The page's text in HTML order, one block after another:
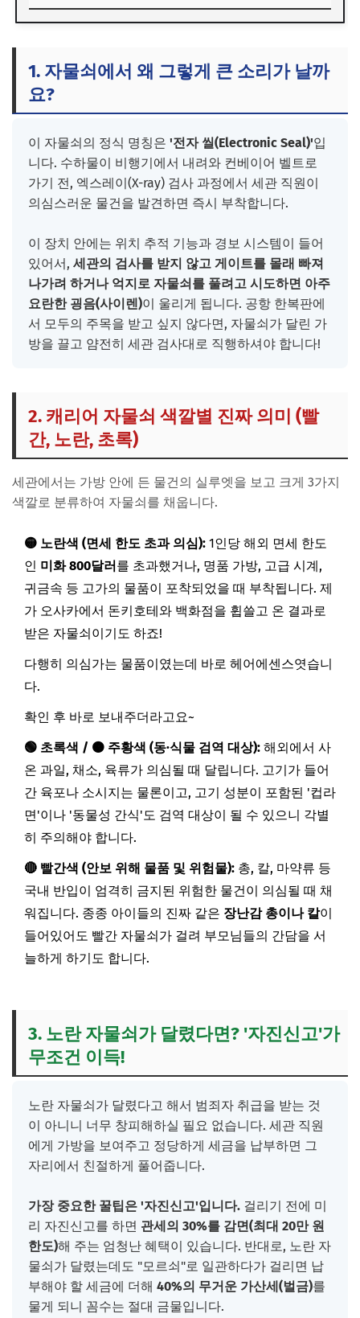
3. 노란 자물쇠가 달렸다면? '자진신고'가 무조건 이득!
4. 모바일 앱으로 비행기 안에서 미리 세관신고 끝내기
1. 자물쇠에서 왜 그렇게 큰 소리가 날까
요?
이 자물쇠의 정식 명칭은 '전자 씰(Electronic Seal)'입
니다. 수하물이 비행기에서 내려와 컨베이어 벨트로
가기 전, 엑스레이(X-ray) 검사 과정에서 세관 직원이
의심스러운 물건을 발견하면 즉시 부착합니다.
이 장치 안에는 위치 추적 기능과 경보 시스템이 들어
있어서, 세관의 검사를 받지 않고 게이트를 몰래 빠져
나가려 하거나 억지로 자물쇠를 풀려고 시도하면 아주
요란한 굉음(사이렌)이 울리게 됩니다. 공항 한복판에
서 모두의 주목을 받고 싶지 않다면, 자물쇠가 달린 가
방을 끌고 얌전히 세관 검사대로 직행하셔야 합니다!
2. 캐리어 자물쇠 색깔별 진짜 의미 (빨
간, 노란, 초록)
세관에서는 가방 안에 든 물건의 실루엣을 보고 크게 3가지
색깔로 분류하여 자물쇠를 채웁니다.
🟡 노란색 (면세 한도 초과 의심): 1인당 해외 면세 한도
인 미화 800달러를 초과했거나, 명품 가방, 고급 시계,
귀금속 등 고가의 물품이 포착되었을 때 부착됩니다. 제
가 오사카에서 돈키호테와 백화점을 휩쓸고 온 결과로
받은 자물쇠이기도 하죠!
다행히 의심가는 물품이였는데 바로 헤어에센스엿습니
다.
확인 후 바로 보내주더라고요~
🟢 초록색 / 🟠 주황색 (동·식물 검역 대상): 해외에서 사
온 과일, 채소, 육류가 의심될 때 달립니다. 고기가 들어
간 육포나 소시지는 물론이고, 고기 성분이 포함된 '컵라
면'이나 '동물성 간식'도 검역 대상이 될 수 있으니 각별
히 주의해야 합니다.
🔴 빨간색 (안보 위해 물품 및 위험물): 총, 칼, 마약류 등
국내 반입이 엄격히 금지된 위험한 물건이 의심될 때 채
워집니다. 종종 아이들의 진짜 같은 장난감 총이나 칼이
들어있어도 빨간 자물쇠가 걸려 부모님들의 간담을 서
늘하게 하기도 합니다.
3. 노란 자물쇠가 달렸다면? '자진신고'가
무조건 이득!
노란 자물쇠가 달렸다고 해서 범죄자 취급을 받는 것
이 아니니 너무 창피해하실 필요 없습니다. 세관 직원
에게 가방을 보여주고 정당하게 세금을 납부하면 그
자리에서 친절하게 풀어줍니다.
가장 중요한 꿀팁은 '자진신고'입니다. 걸리기 전에 미
리 자진신고를 하면 관세의 30%를 감면(최대 20만 원
한도)해 주는 엄청난 혜택이 있습니다. 반대로, 노란 자
물쇠가 달렸는데도 "모르쇠"로 일관하다가 걸리면 납
부해야 할 세금에 더해 40%의 무거운 가산세(벌금)를
물게 되니 꼼수는 절대 금물입니다.